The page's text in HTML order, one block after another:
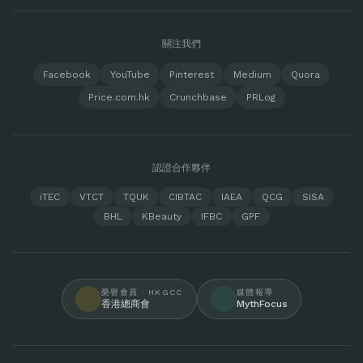
關注我們
Facebook YouTube Pinterest Medium
Quora
Price.com.hk
Crunchbase PRLog
認證合作夥伴
iTEC VTCT TQUK CIBTAC IAEA QCG
SISA
BHL
KBeauty IFBC GPF
榮譽會員 · HKGCC
香港總商會
媒體報導
MythFocus